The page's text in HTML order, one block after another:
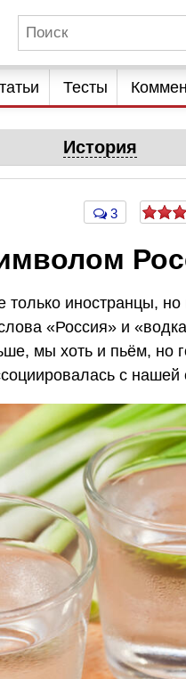
Тесты
История
3
только иностранцы,
«Россия» и
мы хоть и пьём,
с нашей